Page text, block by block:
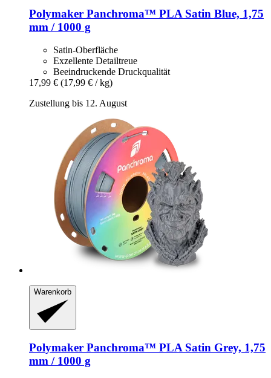
Polymaker Panchroma™ PLA Satin Blue, 1,75
mm / 1000 g
Satin-Oberfläche
Exzellente Detailtreue
Beeindruckende Druckqualität
17,99 € (17,99 € / kg)
Zustellung bis 12. August
Warenkorb
Polymaker Panchroma™ PLA Satin Grey, 1,75
mm / 1000 g